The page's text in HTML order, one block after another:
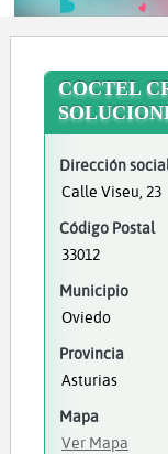
COCTEL
Dirección
Calle Viseu, 23
Código Postal
33012
Municipio
Oviedo
Provincia
Asturias
Mapa
Ver Mapa